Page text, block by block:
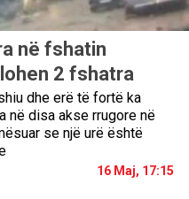
në fshatin
2 fshatra
dhe erë të fortë ka
në disa akse rrugore në
se një urë është
16 Maj, 17:15